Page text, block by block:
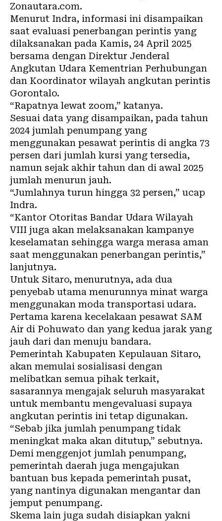
Zonautara.com.
Menurut Indra, informasi ini disampaikan
saat evaluasi penerbangan perintis yang
dilaksanakan pada Kamis, 24 April 2025
bersama dengan Direktur Jenderal
Angkutan Udara Kementrian Perhubungan
dan Koordinator wilayah angkutan perintis
Gorontalo.
“Rapatnya lewat zoom,” katanya.
Sesuai data yang disampaikan, pada tahun
2024 jumlah penumpang yang
menggunakan pesawat perintis di angka 73
persen dari jumlah kursi yang tersedia,
namun sejak akhir tahun dan di awal 2025
jumlah menurun jauh.
“Jumlahnya turun hingga 32 persen,” ucap
Indra.
“Kantor Otoritas Bandar Udara Wilayah
VIII juga akan melaksanakan kampanye
keselamatan sehingga warga merasa aman
saat menggunakan penerbangan perintis,”
lanjutnya.
Untuk Sitaro, menurutnya, ada dua
penyebab utama menurunnya minat warga
menggunakan moda transportasi udara.
Pertama karena kecelakaan pesawat SAM
Air di Pohuwato dan yang kedua jarak yang
jauh dari dan menuju bandara.
Pemerintah Kabupaten Kepulauan Sitaro,
akan memulai sosialisasi dengan
melibatkan semua pihak terkait,
sasarannya mengajak seluruh masyarakat
untuk membantu mengevaluasi supaya
angkutan perintis ini tetap digunakan.
“Sebab jika jumlah penumpang tidak
meningkat maka akan ditutup,” sebutnya.
Demi menggenjot jumlah penumpang,
pemerintah daerah juga mengajukan
bantuan bus kepada pemerintah pusat,
yang nantinya digunakan mengantar dan
jemput penumpang.
Skema lain juga sudah disiapkan yakni